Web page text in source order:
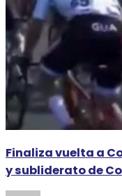
Finaliza vuelta a
y subliderato de